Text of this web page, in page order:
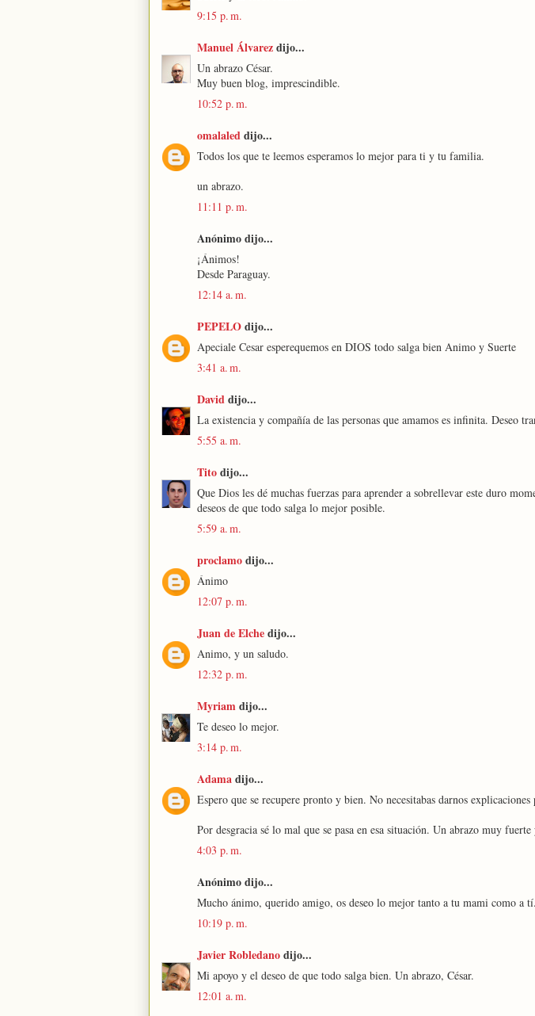
9:15 p. m.
Manuel Álvarezdijo...
Un abrazo César.
Muy buen blog, imprescindible.
10:52 p. m.
omalaleddijo...
Todos los que te leemos esperamos lo mejor para ti y tu familia.
un abrazo.
11:11 p. m.
Anónimo dijo...
¡Ánimos!
Desde Paraguay.
12:14 a. m.
PEPELOdijo...
Apeciale Cesar esperequemos en DIOS todo salga bien Animo y Suerte
3:41 a. m.
Daviddijo...
La existencia y compañía de las personas que amamos es infinita. Deseo
5:55 a. m.
Titodijo...
Que Dios les dé muchas fuerzas para aprender a sobrellevar este duro
deseos de que todo salga lo mejor posible.
5:59 a. m.
proclamodijo...
Ánimo
12:07 p. m.
Juan de Elchedijo...
Animo, y un saludo.
12:32 p. m.
Myriamdijo...
Te deseo lo mejor.
3:14 p. m.
Adamadijo...
Espero que se recupere pronto y bien. No necesitabas darnos explicaciones
Por desgracia sé lo mal que se pasa en esa situación. Un abrazo muy
4:03 p. m.
Anónimo dijo...
Mucho ánimo, querido amigo, os deseo lo mejor tanto a tu mami como a
10:19 p. m.
Javier Robledanodijo...
Mi apoyo y el deseo de que todo salga bien. Un abrazo, César.
12:01 a. m.